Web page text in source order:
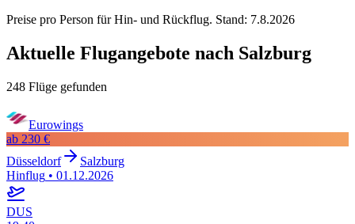
Preise pro Person für Hin- und Rückflug. Stand: 7.8.2026
Aktuelle Flugangebote nach Salzburg
248 Flüge gefunden
Eurowings
ab 230 €
Düsseldorf
Salzburg
Hinflug • 01.12.2026
DUS